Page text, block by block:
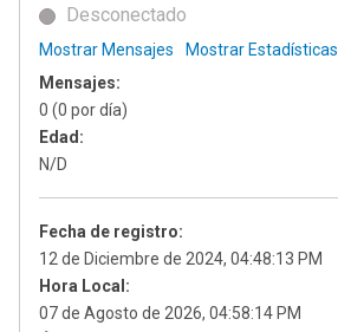
Desconectado
Mostrar Mensajes
Mostrar Estadísticas
Mensajes:
0 (0 por día)
Edad:
N/D
Fecha de registro:
12 de Diciembre de 2024, 04:48:13 PM
Hora Local:
07 de Agosto de 2026, 04:58:14 PM